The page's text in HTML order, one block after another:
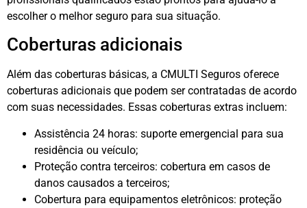
escolher o melhor seguro para sua situação.
Coberturas adicionais
Além das coberturas básicas, a CMULTI Seguros oferece
coberturas adicionais que podem ser contratadas de acordo
com suas necessidades. Essas coberturas extras incluem:
Assistência 24 horas: suporte emergencial para sua
residência ou veículo;
Proteção contra terceiros: cobertura em casos de
danos causados a terceiros;
Cobertura para equipamentos eletrônicos: proteção